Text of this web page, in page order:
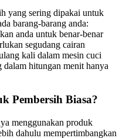
yang sering dipakai untuk
barang-barang anda:
anda untuk benar-benar
segudang cairan
kali dalam mesin cuci
dalam hitungan menit hanya
Pembersih Biasa?
menggunakan produk
dahulu mempertimbangkan